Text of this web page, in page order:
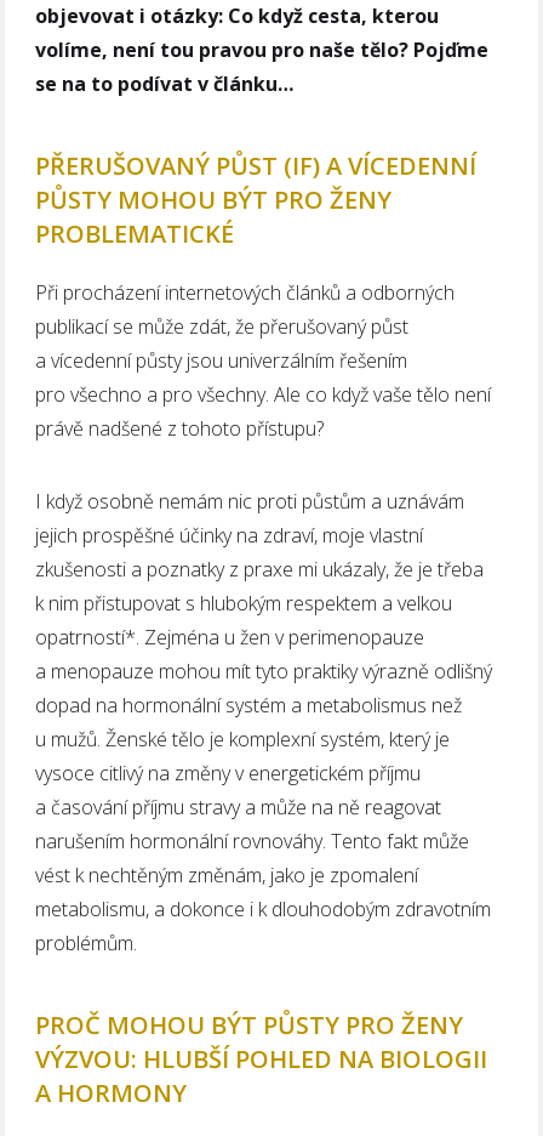
objevovat i otázky: Co když cesta, kterou
volíme, není tou pravou pro naše tělo? Pojďme
se na to podívat v článku…
PŘERUŠOVANÝ PŮST (IF) A VÍCEDENNÍ
PŮSTY MOHOU BÝT PRO ŽENY
PROBLEMATICKÉ
Při procházení internetových článků a odborných
publikací se může zdát, že přerušovaný půst
a vícedenní půsty jsou univerzálním řešením
pro všechno a pro všechny. Ale co když vaše tělo není
právě nadšené z tohoto přístupu?
I když osobně nemám nic proti půstům a uznávám
jejich prospěšné účinky na zdraví, moje vlastní
zkušenosti a poznatky z praxe mi ukázaly, že je třeba
k nim přistupovat s hlubokým respektem a velkou
opatrností*. Zejména u žen v perimenopauze
a menopauze mohou mít tyto praktiky výrazně odlišný
dopad na hormonální systém a metabolismus než
u mužů. Ženské tělo je komplexní systém, který je
vysoce citlivý na změny v energetickém příjmu
a časování příjmu stravy a může na ně reagovat
narušením hormonální rovnováhy. Tento fakt může
vést k nechtěným změnám, jako je zpomalení
metabolismu, a dokonce i k dlouhodobým zdravotním
problémům.
PROČ MOHOU BÝT PŮSTY PRO ŽENY
VÝZVOU: HLUBŠÍ POHLED NA BIOLOGII
A HORMONY